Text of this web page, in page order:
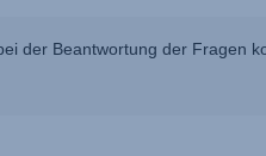
der Beantwortung der Fragen